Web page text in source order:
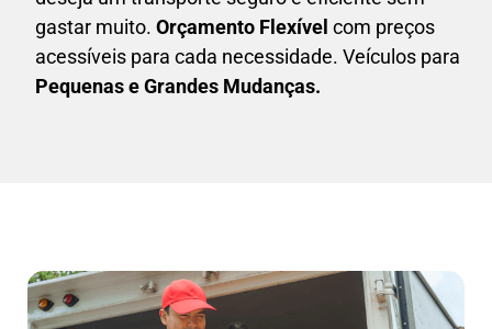
gastar muito. Orçamento Flexível com preços
acessíveis para cada necessidade. Veículos para
Pequenas e Grandes Mudanças.